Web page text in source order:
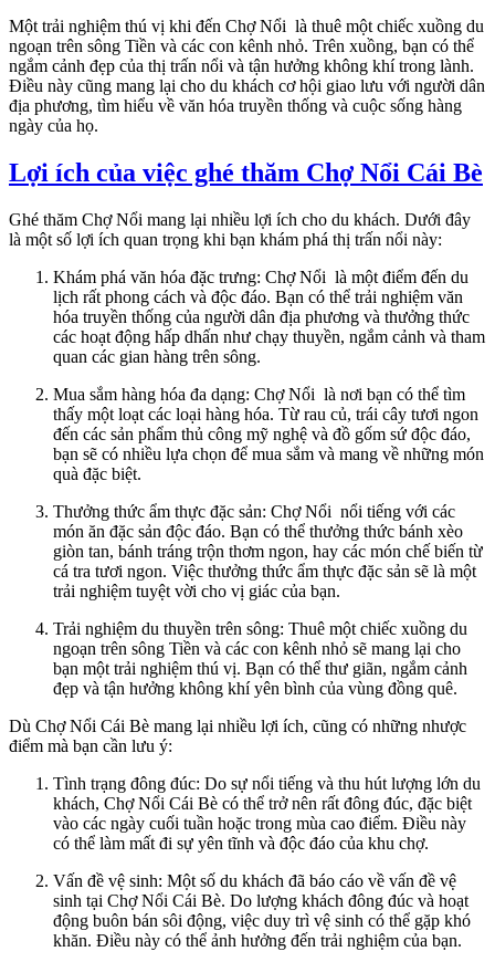
Một trải nghiệm thú vị khi đến Chợ Nổi là thuê một chiếc xuồng du
ngoạn trên sông Tiền và các con kênh nhỏ. Trên xuồng, bạn có thể
ngắm cảnh đẹp của thị trấn nổi và tận hưởng không khí trong lành.
Điều này cũng mang lại cho du khách cơ hội giao lưu với người dân
địa phương, tìm hiểu về văn hóa truyền thống và cuộc sống hàng
ngày của họ.
Lợi ích của việc ghé thăm Chợ Nổi Cái Bè
Ghé thăm Chợ Nổi mang lại nhiều lợi ích cho du khách. Dưới đây
là một số lợi ích quan trọng khi bạn khám phá thị trấn nổi này:
Khám phá văn hóa đặc trưng: Chợ Nổi là một điểm đến du
lịch rất phong cách và độc đáo. Bạn có thể trải nghiệm văn
hóa truyền thống của người dân địa phương và thưởng thức
các hoạt động hấp dhấn như chạy thuyền, ngắm cảnh và tham
quan các gian hàng trên sông.
Mua sắm hàng hóa đa dạng: Chợ Nổi là nơi bạn có thể tìm
thấy một loạt các loại hàng hóa. Từ rau củ, trái cây tươi ngon
đến các sản phẩm thủ công mỹ nghệ và đồ gốm sứ độc đáo,
bạn sẽ có nhiều lựa chọn để mua sắm và mang về những món
quà đặc biệt.
Thưởng thức ẩm thực đặc sản: Chợ Nổi nổi tiếng với các
món ăn đặc sản độc đáo. Bạn có thể thưởng thức bánh xèo
giòn tan, bánh tráng trộn thơm ngon, hay các món chế biến từ
cá tra tươi ngon. Việc thưởng thức ẩm thực đặc sản sẽ là một
trải nghiệm tuyệt vời cho vị giác của bạn.
Trải nghiệm du thuyền trên sông: Thuê một chiếc xuồng du
ngoạn trên sông Tiền và các con kênh nhỏ sẽ mang lại cho
bạn một trải nghiệm thú vị. Bạn có thể thư giãn, ngắm cảnh
đẹp và tận hưởng không khí yên bình của vùng đồng quê.
Dù Chợ Nổi Cái Bè mang lại nhiều lợi ích, cũng có những nhược
điểm mà bạn cần lưu ý:
Tình trạng đông đúc: Do sự nổi tiếng và thu hút lượng lớn du
khách, Chợ Nổi Cái Bè có thể trở nên rất đông đúc, đặc biệt
vào các ngày cuối tuần hoặc trong mùa cao điểm. Điều này
có thể làm mất đi sự yên tĩnh và độc đáo của khu chợ.
Vấn đề vệ sinh: Một số du khách đã báo cáo về vấn đề vệ
sinh tại Chợ Nổi Cái Bè. Do lượng khách đông đúc và hoạt
động buôn bán sôi động, việc duy trì vệ sinh có thể gặp khó
khăn. Điều này có thể ảnh hưởng đến trải nghiệm của bạn.